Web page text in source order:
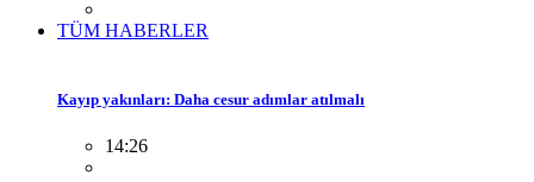
TÜM HABERLER
Kayıp yakınları: Daha cesur adımlar atılmalı
14:26